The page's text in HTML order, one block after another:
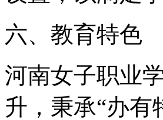
六、教育特色
河南女子职业
升，秉承“办有